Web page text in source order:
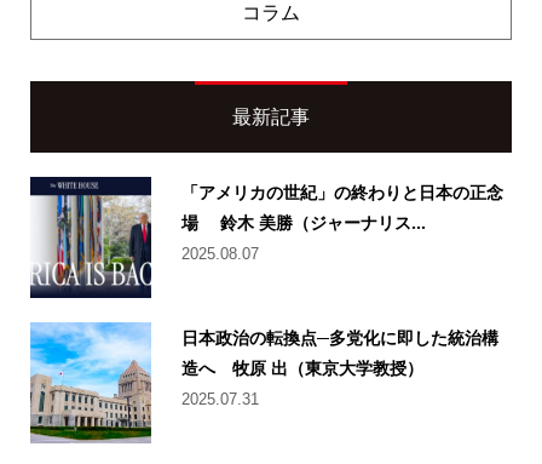
コラム
最新記事
「アメリカの世紀」の終わりと日本の正念
場 鈴木 美勝（ジャーナリス...
2025.08.07
日本政治の転換点─多党化に即した統治構
造へ 牧原 出（東京大学教授）
2025.07.31